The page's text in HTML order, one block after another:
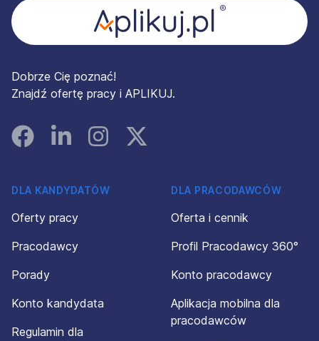
Dobrze Cię poznać!
Znajdź ofertę pracy i APLIKUJ.
FacebookLinked InInstagramInstagram
DLA KANDYDATÓW
Oferty pracy
Pracodawcy
Porady
Konto kandydata
Regulamin dla
DLA PRACODAWCÓW
Oferta i cennik
Profil Pracodawcy 360°
Konto pracodawcy
Aplikacja mobilna dla
pracodawców